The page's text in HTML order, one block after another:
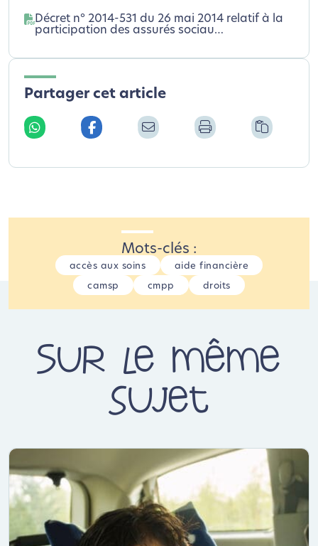
Décret n° 2014-531 du 26 mai 2014 relatif à la
participation des assurés sociau…
Partager cet article
Mots-clés :
accès aux soins aide financière
camsp cmpp droits
Sur le même
sujet